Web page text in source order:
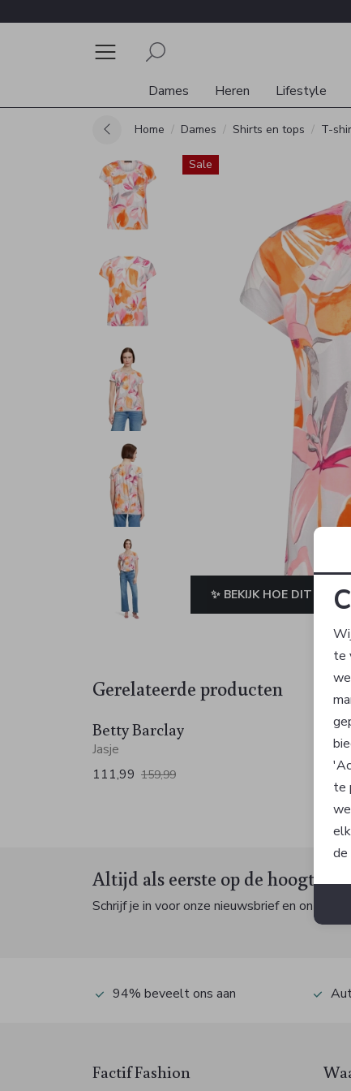
Dames Heren Lifestyle
Home Dames Shirts en tops T-
Sale
✨ BEKIJK HOE DIT JE
Gerelateerde productenSale
Betty Barclay
Jasje
111,99 159,99
Altijd als eerste op de hoogte
Schrijf je in voor onze nieuwsbrief en ontvang
94% beveelt ons aan
Factif Fashion
te
te
de